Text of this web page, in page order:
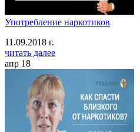
Употребление наркотиков
11.09.2018 г.
читать далее
апр 18